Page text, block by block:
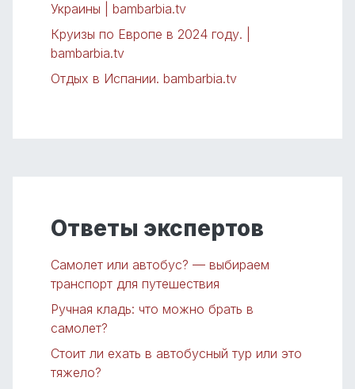
Украины | bambarbia.tv
Круизы по Европе в 2024 году. |
bambarbia.tv
Отдых в Испании. bambarbia.tv
Ответы экспертов
Самолет или автобус? — выбираем
транспорт для путешествия
Ручная кладь: что можно брать в
самолет?
Стоит ли ехать в автобусный тур или это
тяжело?